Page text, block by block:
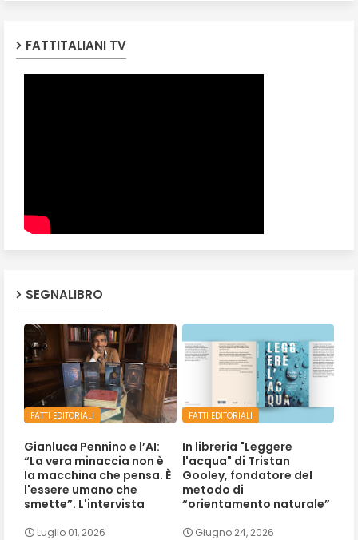
FATTITALIANI TV
SEGNALIBRO
FATTI EDITORIALI
Gianluca Pennino e l’AI:
“La vera minaccia non è
la macchina che pensa. È
l'essere umano che
smette”. L'intervista
Luglio 01, 2026
FATTI EDITORIALI
In libreria "Leggere
l'acqua" di Tristan
Gooley, fondatore del
metodo di
“orientamento naturale”
Giugno 24, 2026